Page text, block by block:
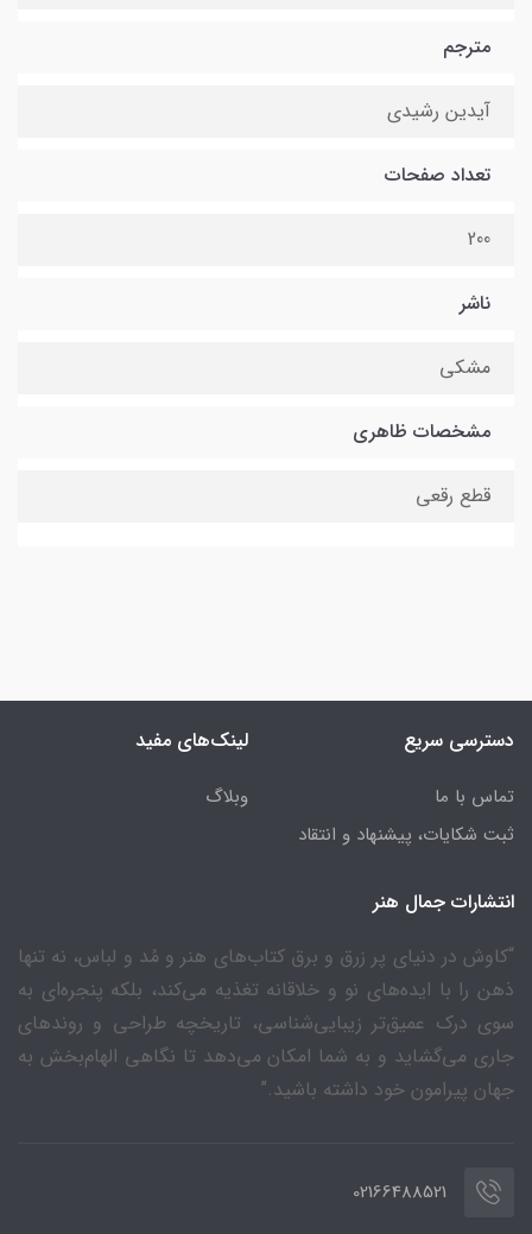
مترجم
آیدین رشیدی
تعداد صفحات
200
ناشر
مشکی
مشخصات ظاهری
قطع رقعی
دسترسی سریع
تماس با ما
ثبت شکایات، پیشنهاد و انتقاد
لینک‌های مفید
وبلاگ
انتشارات جمال هنر
“کاوش در دنیای پر زرق و برق کتاب‌های هنر و مُد و لباس، نه تنها
ذهن را با ایده‌های نو و خلاقانه تغذیه می‌کند، بلکه پنجره‌ای به
سوی درک عمیق‌تر زیبایی‌شناسی، تاریخچه طراحی و روندهای
جاری می‌گشاید و به شما امکان می‌دهد تا نگاهی الهام‌بخش به
جهان پیرامون خود داشته باشید.”
02166488521